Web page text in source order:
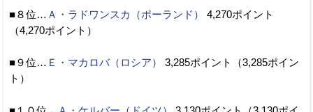
■８位… Ａ・ラドワンスカ（ポーランド）
4,270ポイント
（4,270ポイント）
■９位… Ｅ・マカロバ（ロシア）
3,285ポイント（3,285ポイン
ト）